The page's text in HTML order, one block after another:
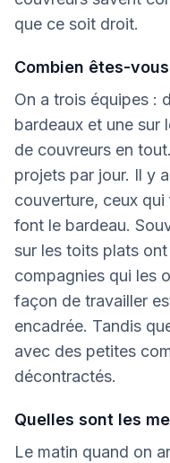
que ce soit droit.
Combien êtes-
On a trois équipes :
bardeaux et une sur
de couvreurs en
projets par jour. Il y
couverture, ceux
font le bardeau.
sur les toits plats
compagnies qui les
façon de travailler
encadrée. Tandis
avec des petites
décontractés.
Quelles sont les
Le matin quand on